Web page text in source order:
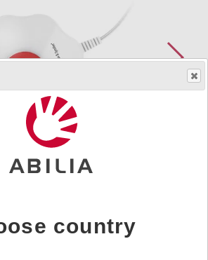
Så får du ett hjälpmedel
country